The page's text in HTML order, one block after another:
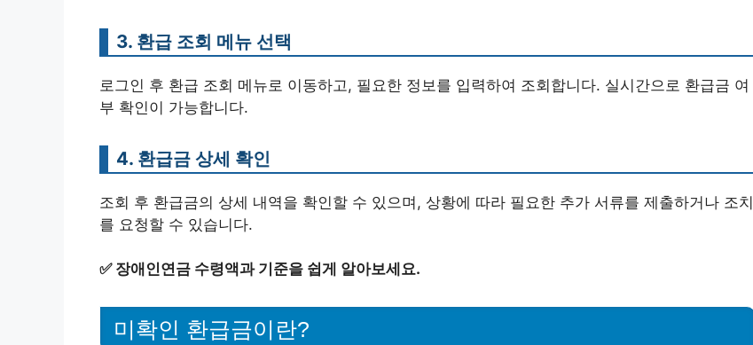
3. 환급 조회 메뉴 선택
로그인 후 환급 조회 메뉴로 이동하고, 필요한 정보를 입력하여 조회합니다. 실시간으로 환급금 여
부 확인이 가능합니다.
4. 환급금 상세 확인
조회 후 환급금의 상세 내역을 확인할 수 있으며, 상황에 따라 필요한 추가 서류를 제출하거나 조치
를 요청할 수 있습니다.
✅ 장애인연금 수령액과 기준을 쉽게 알아보세요.
미확인 환급금이란?